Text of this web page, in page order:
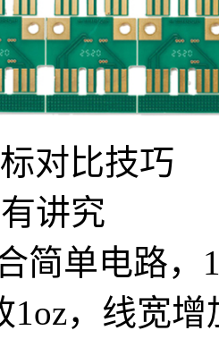
对比技巧
讲究
简单电路
1oz，线宽